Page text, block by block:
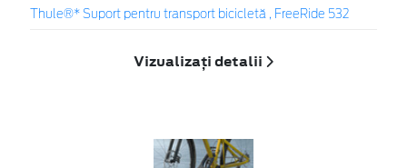
Thule®* Suport pentru transport bicicletă , FreeRide 532
Vizualizați detalii